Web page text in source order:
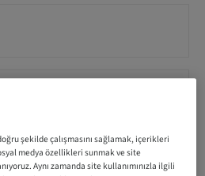
vergiler geçerlidir)
şekilde çalışmasını sağlamak, içerikleri
medya özellikleri sunmak ve site
Aynı zamanda site kullanımınızla ilgili